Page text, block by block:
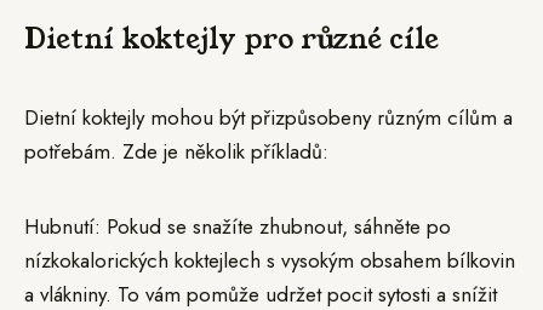
Dietní koktejly pro různé cíle
Dietní koktejly mohou být přizpůsobeny různým cílům a
potřebám. Zde je několik příkladů:
Hubnutí: Pokud se snažíte zhubnout, sáhněte po
nízkokalorických koktejlech s vysokým obsahem bílkovin
a vlákniny. To vám pomůže udržet pocit sytosti a snížit